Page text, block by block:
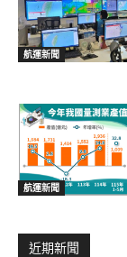
航運新聞
航運新聞
近期新聞